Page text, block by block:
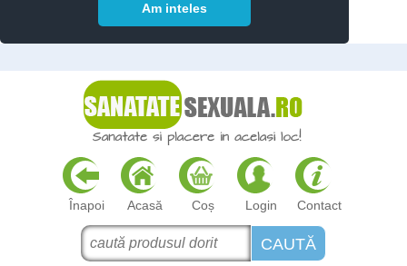
Am inteles
Înapoi Acasă Coș Login Contact